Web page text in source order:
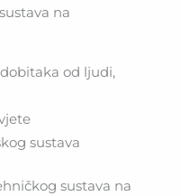
na
od ljudi,
sustava
sustava na